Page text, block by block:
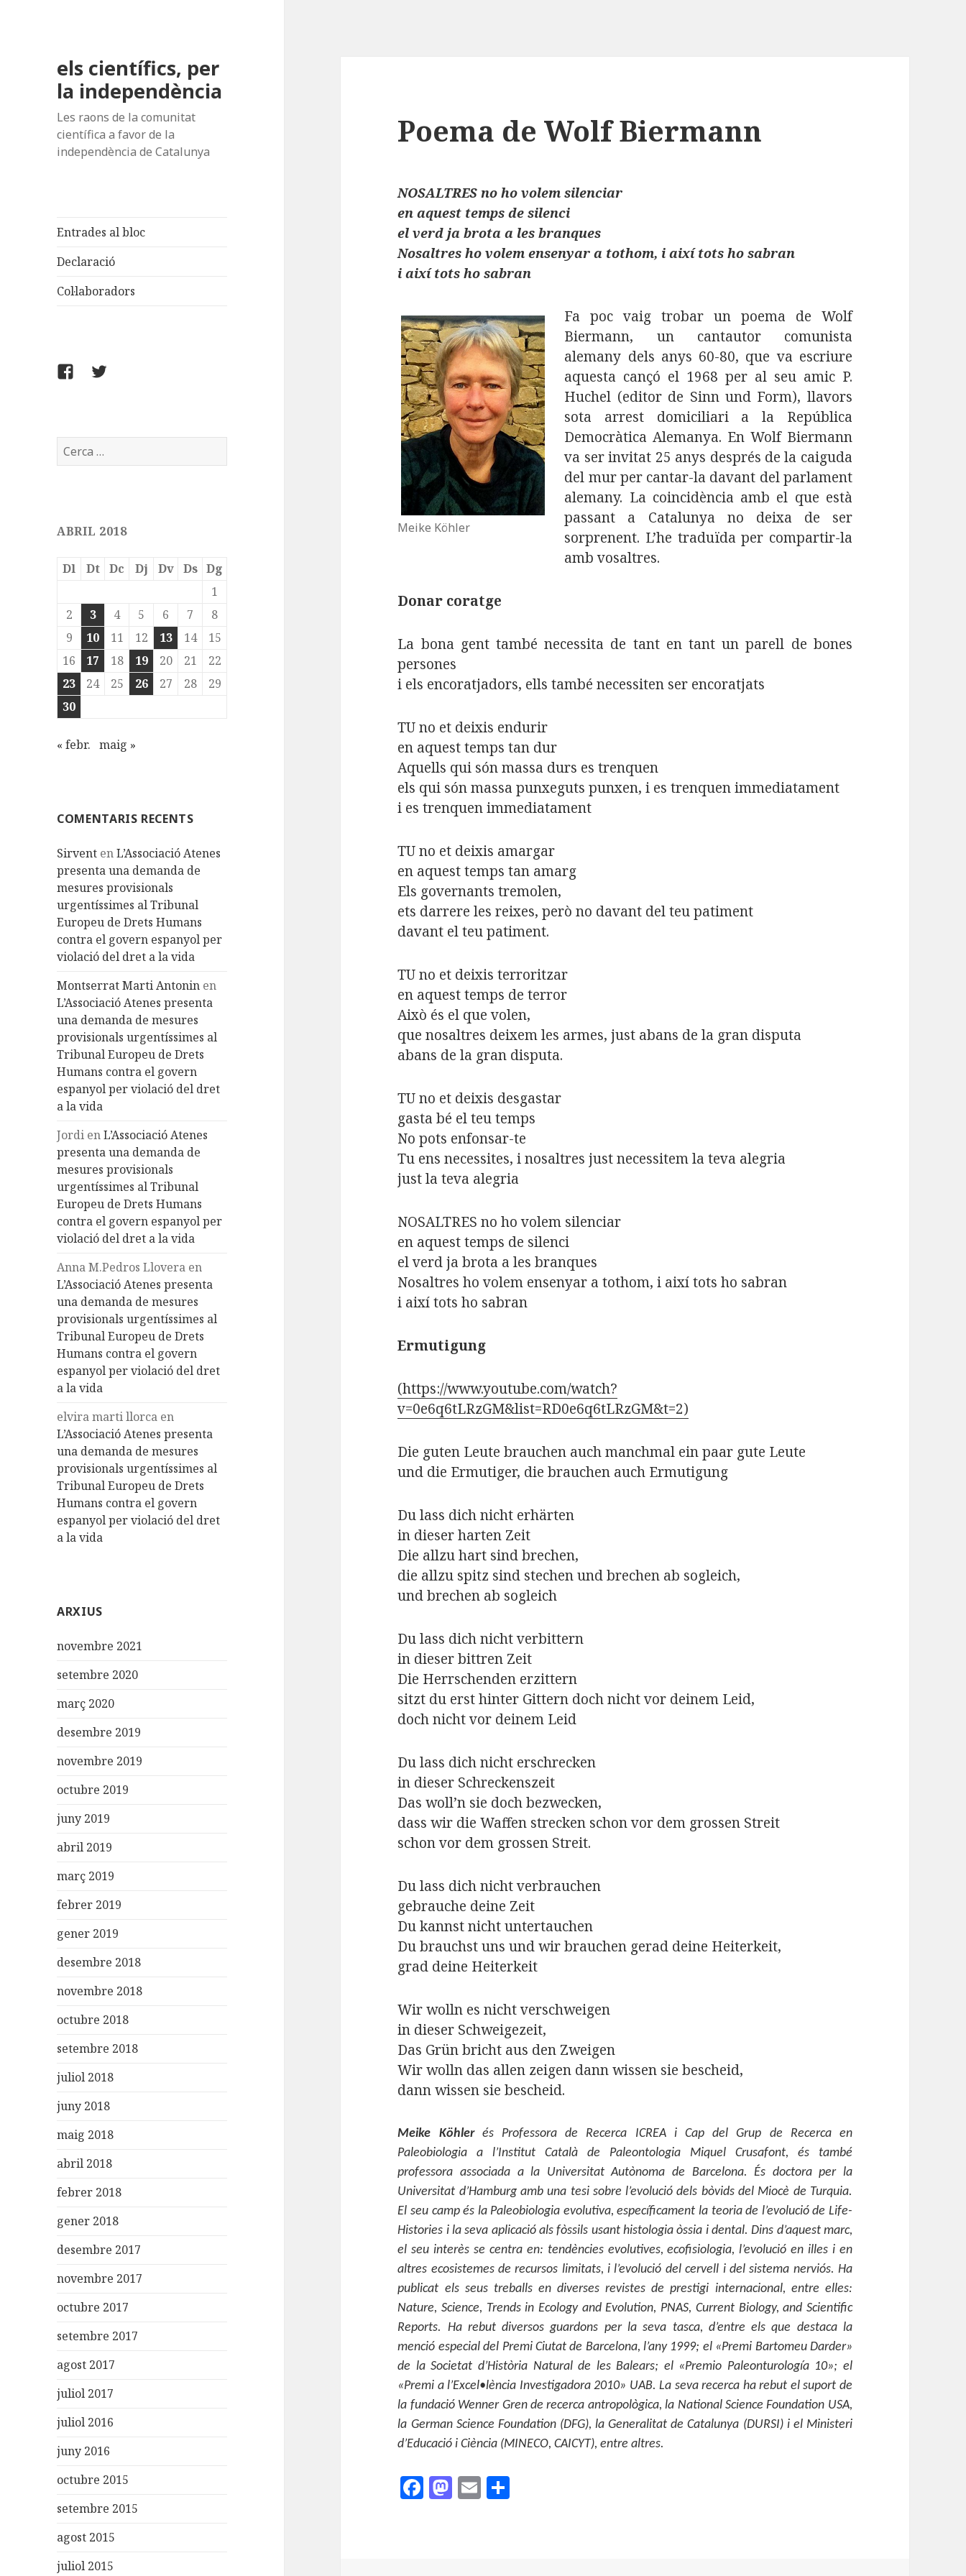
els científics, per
la independència
Les raons de la comunitat
científica a favor de la
independència de Catalunya
Entrades al bloc
Declaració
Col·laboradors
FACEBOOK
TWITTER
Cerca:
ABRIL 2018
Dl Dt Dc Dj Dv Ds Dg
1
2
3 4 5 6 7
8
9
10 11 12 13 14
15
16
17 18 19 20 21
22
23
24 25 26 27 28
29
30
« febr. maig »
COMENTARIS RECENTS
Sirvent enL’Associació Atenes
presenta una demanda de
mesures provisionals
urgentíssimes al Tribunal
Europeu de Drets Humans
contra el govern espanyol per
violació del dret a la vida
Montserrat Marti Antonin en
L’Associació Atenes presenta
una demanda de mesures
provisionals urgentíssimes al
Tribunal Europeu de Drets
Humans contra el govern
espanyol per violació del dret
a la vida
Jordi enL’Associació Atenes
presenta una demanda de
mesures provisionals
urgentíssimes al Tribunal
Europeu de Drets Humans
contra el govern espanyol per
violació del dret a la vida
Anna M.Pedros Llovera en
L’Associació Atenes presenta
una demanda de mesures
provisionals urgentíssimes al
Tribunal Europeu de Drets
Humans contra el govern
espanyol per violació del dret
a la vida
elvira marti llorca en
L’Associació Atenes presenta
una demanda de mesures
provisionals urgentíssimes al
Tribunal Europeu de Drets
Humans contra el govern
espanyol per violació del dret
a la vida
ARXIUS
novembre 2021
setembre 2020
març 2020
desembre 2019
novembre 2019
octubre 2019
juny 2019
abril 2019
març 2019
febrer 2019
gener 2019
desembre 2018
novembre 2018
octubre 2018
setembre 2018
juliol 2018
juny 2018
maig 2018
abril 2018
febrer 2018
gener 2018
desembre 2017
novembre 2017
octubre 2017
setembre 2017
agost 2017
juliol 2017
juliol 2016
juny 2016
octubre 2015
setembre 2015
agost 2015
juliol 2015
Poema de Wolf Biermann
NOSALTRES no ho volem silenciar
en aquest temps de silenci
el verd ja brota a les branques
Nosaltres ho volem ensenyar a tothom, i així tots ho sabran
i així tots ho sabran
Meike Köhler
Fa poc vaig trobar un poema de Wolf
Biermann, un cantautor comunista
alemany dels anys 60-80, que va escriure
aquesta cançó el 1968 per al seu amic P.
Huchel (editor de Sinn und Form), llavors
sota arrest domiciliari a la República
Democràtica Alemanya. En Wolf Biermann
va ser invitat 25 anys després de la caiguda
del mur per cantar-la davant del parlament
alemany. La coincidència amb el que està
passant a Catalunya no deixa de ser
sorprenent. L’he traduïda per compartir-la
amb vosaltres.
Donar coratge
La bona gent també necessita de tant en tant un parell de bones
persones
i els encoratjadors, ells també necessiten ser encoratjats
TU no et deixis endurir
en aquest temps tan dur
Aquells qui són massa durs es trenquen
els qui són massa punxeguts punxen, i es trenquen immediatament
i es trenquen immediatament
TU no et deixis amargar
en aquest temps tan amarg
Els governants tremolen,
ets darrere les reixes, però no davant del teu patiment
davant el teu patiment.
TU no et deixis terroritzar
en aquest temps de terror
Això és el que volen,
que nosaltres deixem les armes, just abans de la gran disputa
abans de la gran disputa.
TU no et deixis desgastar
gasta bé el teu temps
No pots enfonsar-te
Tu ens necessites, i nosaltres just necessitem la teva alegria
just la teva alegria
NOSALTRES no ho volem silenciar
en aquest temps de silenci
el verd ja brota a les branques
Nosaltres ho volem ensenyar a tothom, i així tots ho sabran
i així tots ho sabran
Ermutigung
(https://www.youtube.com/watch?
v=0e6q6tLRzGM&list=RD0e6q6tLRzGM&t=2)
Die guten Leute brauchen auch manchmal ein paar gute Leute
und die Ermutiger, die brauchen auch Ermutigung
Du lass dich nicht erhärten
in dieser harten Zeit
Die allzu hart sind brechen,
die allzu spitz sind stechen und brechen ab sogleich,
und brechen ab sogleich
Du lass dich nicht verbittern
in dieser bittren Zeit
Die Herrschenden erzittern
sitzt du erst hinter Gittern doch nicht vor deinem Leid,
doch nicht vor deinem Leid
Du lass dich nicht erschrecken
in dieser Schreckenszeit
Das woll’n sie doch bezwecken,
dass wir die Waffen strecken schon vor dem grossen Streit
schon vor dem grossen Streit.
Du lass dich nicht verbrauchen
gebrauche deine Zeit
Du kannst nicht untertauchen
Du brauchst uns und wir brauchen gerad deine Heiterkeit,
grad deine Heiterkeit
Wir wolln es nicht verschweigen
in dieser Schweigezeit,
Das Grün bricht aus den Zweigen
Wir wolln das allen zeigen dann wissen sie bescheid,
dann wissen sie bescheid.
Meike Köhlerés Professora de Recerca ICREA i Cap del Grup de Recerca en
Paleobiologia a l’Institut Català de Paleontologia Miquel Crusafont, és també
professora associada a la Universitat Autònoma de Barcelona. És doctora per la
Universitat d’Hamburg amb una tesi sobre l’evolució dels bòvids del Miocè de Turquia.
El seu camp és la Paleobiologia evolutiva, específicament la teoria de l’evolució de Life-
Histories i la seva aplicació als fòssils usant histologia òssia i dental. Dins d’aquest marc,
el seu interès se centra en: tendències evolutives, ecofisiologia, l’evolució en illes i en
altres ecosistemes de recursos limitats, i l’evolució del cervell i del sistema nerviós. Ha
publicat els seus treballs en diverses revistes de prestigi internacional, entre elles:
Nature, Science, Trends in Ecology and Evolution, PNAS, Current Biology, and Scientific
Reports. Ha rebut diversos guardons per la seva tasca, d’entre els que destaca la
menció especial del Premi Ciutat de Barcelona, l’any 1999; el «Premi Bartomeu Darder»
de la Societat d’Història Natural de les Balears; el «Premio Paleonturología 10»; el
«Premi a l’Excel•lència Investigadora 2010» UAB. La seva recerca ha rebut el suport de
la fundació Wenner Gren de recerca antropològica, la National Science Foundation USA,
la German Science Foundation (DFG), la Generalitat de Catalunya (DURSI) i el Ministeri
d’Educació i Ciència (MINECO, CAICYT), entre altres.
F M E